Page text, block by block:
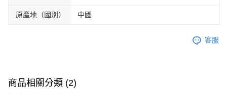
原產地（國別） 中國
客服
商品相關分類 (2)